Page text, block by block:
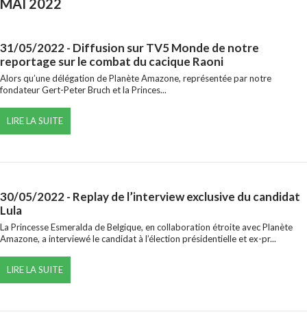
MAI 2022
31/05/2022- Diffusion sur TV5 Monde de notre
reportage sur le combat du cacique Raoni
Alors qu’une délégation de Planète Amazone, représentée par notre
fondateur Gert-Peter Bruch et la Princes...
LIRE LA SUITE
30/05/2022- Replay de l’interview exclusive du candidat
Lula
La Princesse Esmeralda de Belgique, en collaboration étroite avec Planète
Amazone, a interviewé le candidat à l’élection présidentielle et ex-pr...
LIRE LA SUITE